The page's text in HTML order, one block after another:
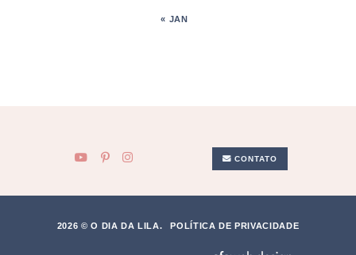
« JAN
CONTATO
2026 © O DIA DA LILA. POLÍTICA DE PRIVACIDADE